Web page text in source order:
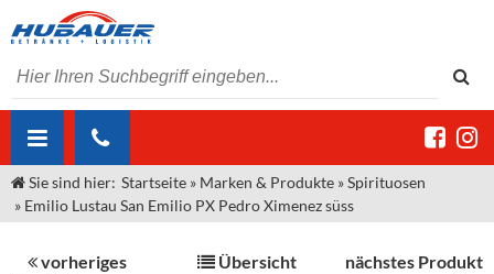
ÜBER UNS
Sie sind hier: Startseite » Marken & Produkte »Spirituosen
» Emilio Lustau San Emilio PX Pedro Ximenez süss
vorheriges
Übersicht nächstes Produkt